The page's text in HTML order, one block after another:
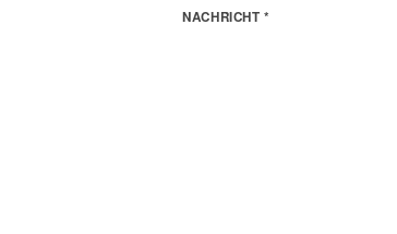
NACHRICHT*